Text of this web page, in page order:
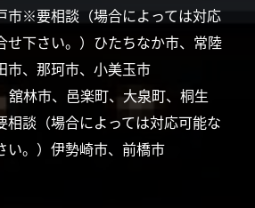
市※要相談（場合によっては対応
せ下さい。）ひたちなか市、常陸
市、那珂市、小美玉市
林市、邑楽町、大泉町、桐生
談（場合によっては対応可能な
い。）伊勢崎市、前橋市